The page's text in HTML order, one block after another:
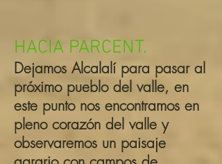
HACIA PARCENT.
Dejamos Alcalalí para pasar al
próximo pueblo del valle, en
este punto nos encontramos en
pleno corazón del valle y
observaremos un paisaje